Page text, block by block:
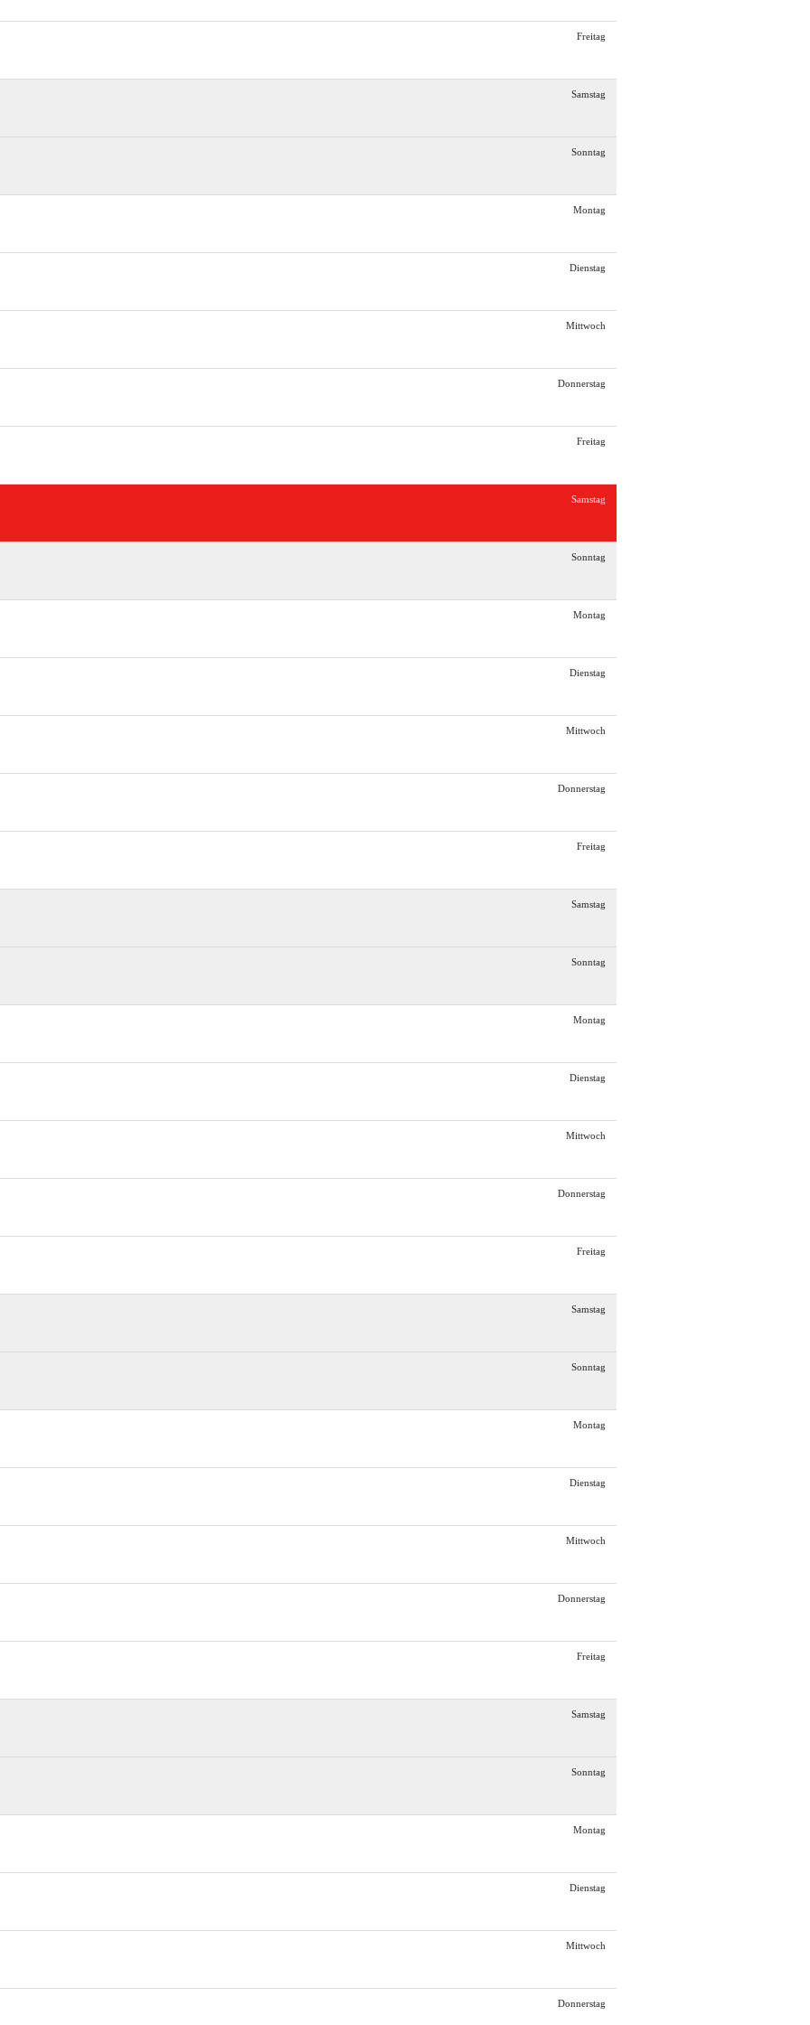
Freitag
Samstag
Sonntag
Montag
Dienstag
Mittwoch
Donnerstag
Freitag
Samstag
Sonntag
Montag
Dienstag
Mittwoch
Donnerstag
Freitag
Samstag
Sonntag
Montag
Dienstag
Mittwoch
Donnerstag
Freitag
Samstag
Sonntag
Montag
Dienstag
Mittwoch
Donnerstag
Freitag
Samstag
Sonntag
Montag
Dienstag
Mittwoch
Donnerstag